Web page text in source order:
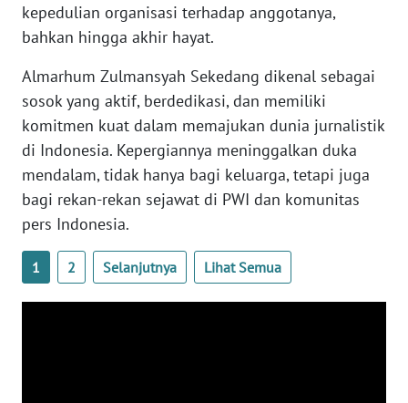
kepedulian organisasi terhadap anggotanya,
bahkan hingga akhir hayat.
Almarhum Zulmansyah Sekedang dikenal sebagai
sosok yang aktif, berdedikasi, dan memiliki
komitmen kuat dalam memajukan dunia jurnalistik
di Indonesia. Kepergiannya meninggalkan duka
mendalam, tidak hanya bagi keluarga, tetapi juga
bagi rekan-rekan sejawat di PWI dan komunitas
pers Indonesia.
1 2 Selanjutnya Lihat Semua
SERAMBI
WN
JAMBI
WN
SULTRA
WN